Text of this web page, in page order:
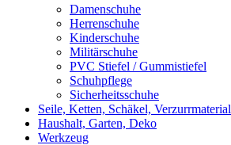
Damenschuhe
Herrenschuhe
Kinderschuhe
Militärschuhe
PVC Stiefel / Gummistiefel
Schuhpflege
Sicherheitsschuhe
Seile, Ketten, Schäkel, Verzurrmaterial
Haushalt, Garten, Deko
Werkzeug